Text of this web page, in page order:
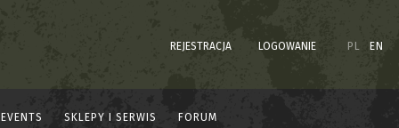
REJESTRACJA LOGOWANIE PL EN
EVENTS SKLEPY I SERWIS FORUM